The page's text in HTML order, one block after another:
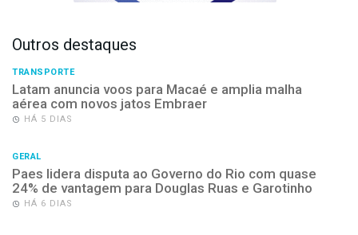
Outros destaques
TRANSPORTE
Latam anuncia voos para Macaé e amplia malha
aérea com novos jatos Embraer
HÁ 5 DIAS
GERAL
Paes lidera disputa ao Governo do Rio com quase
24% de vantagem para Douglas Ruas e Garotinho
HÁ 6 DIAS